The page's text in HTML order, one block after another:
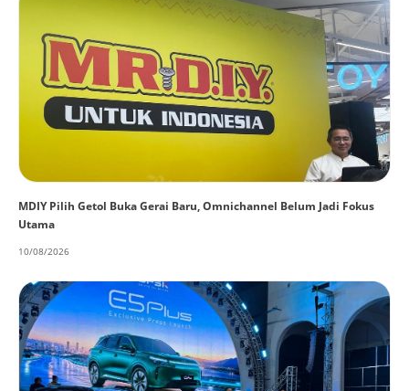
MDIY Pilih Getol Buka Gerai Baru, Omnichannel Belum Jadi Fokus
Utama
10/08/2026